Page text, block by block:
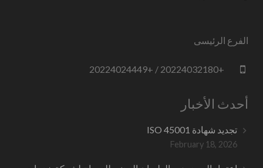
الفرع الرئيسى
+20224032180 / +20224024449
أحدث الأخبار
تجديد شهادة ISO 45001
February 18, 2026